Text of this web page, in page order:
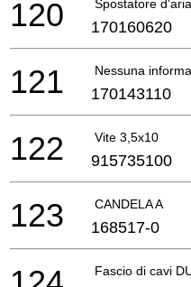
Spostatore d'aria
120 170160620
Nessuna
121 170143110
Vite 3,5x10
122 915735100
CANDELA A
123 168517-0
Fascio di cavi